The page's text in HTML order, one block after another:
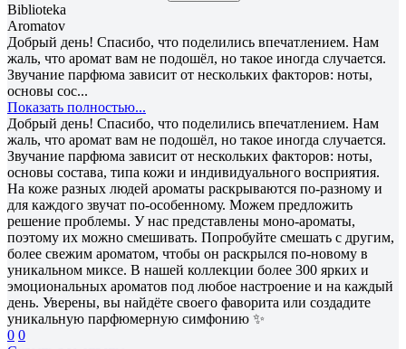
Biblioteka
Aromatov
Добрый день! Спасибо, что поделились впечатлением. Нам
жаль, что аромат вам не подошёл, но такое иногда случается.
Звучание парфюма зависит от нескольких факторов: ноты,
основы сос...
Показать полностью...
Добрый день! Спасибо, что поделились впечатлением. Нам
жаль, что аромат вам не подошёл, но такое иногда случается.
Звучание парфюма зависит от нескольких факторов: ноты,
основы состава, типа кожи и индивидуального восприятия.
На коже разных людей ароматы раскрываются по-разному и
для каждого звучат по-особенному. Можем предложить
решение проблемы. У нас представлены моно-ароматы,
поэтому их можно смешивать. Попробуйте смешать с другим,
более свежим ароматом, чтобы он раскрылся по-новому в
уникальном миксе. В нашей коллекции более 300 ярких и
эмоциональных ароматов под любое настроение и на каждый
день. Уверены, вы найдёте своего фаворита или создадите
уникальную парфюмерную симфонию ✨
0 0